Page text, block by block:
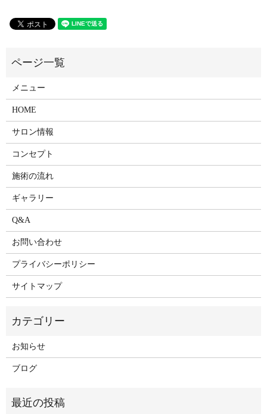
メニュー
HOME
サロン情報
コンセプト
施術の流れ
ギャラリー
Q&A
お問い合わせ
プライバシーポリシー
サイトマップ
お知らせ
ブログ